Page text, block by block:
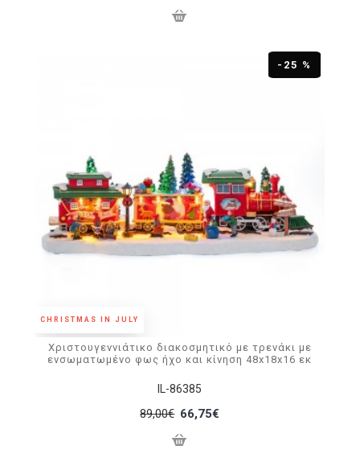
CHRISTMAS IN JULY
-25 %
IL-86385
Χριστουγεννιάτικο διακοσμητικό με τρενάκι με
ενσωματωμένο φως ήχο και κίνηση 48x18x16 εκ
89,00€ 66,75€